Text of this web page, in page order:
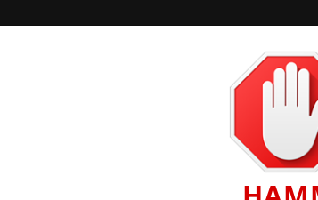
ESPORTES
ESTÁ COM INSCRIÇÕES ABERTAS PRÁTICAS